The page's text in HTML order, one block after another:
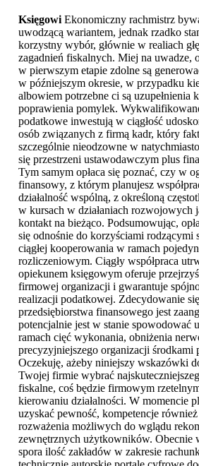
Księgowi Ekonomiczny rachmistrz
uwodzącą wariantem, jednak rzadko
korzystny wybór, głównie w realiach
zagadnień fiskalnych. Miej na uwadze,
w pierwszym etapie zdolne są
w późniejszym okresie, w przypadku
albowiem potrzebne ci są uzupełnienia
poprawienia pomylek.
podatkowe inwestują w ciągłość
osób związanych z firmą kadr, który
szczególnie nieodzowne w
się przestrzeni ustawodawczym plus
Tym samym opłaca się poznać, czy w
finansowy, z którym planujesz
działalność wspólną, z określoną
w kursach w działaniach rozwojowych
kontakt na bieżąco. Podsumowując,
się odnośnie do korzyściami rodzącymi
ciągłej kooperowania w ramach
rozliczeniowym. Ciągły współpraca
opiekunem księgowym oferuje
firmowej organizacji i gwarantuje
realizacji podatkowej. Zdecydowanie
przedsiębiorstwa finansowego jest
potencjalnie jest w stanie spowodować
ramach cięć wykonania, obniżenia
precyzyjniejszego organizacji środkami
Oczekuję, ażeby niniejszy wskazówki
Twojej firmie wybrać
fiskalne, coś będzie firmowym
kierowaniu działalności. W momencie
uzyskać pewność, kompetencje
rozważenia możliwych do wglądu
zewnętrznych użytkowników. Obecnie
spora ilość zakładów w zakresie